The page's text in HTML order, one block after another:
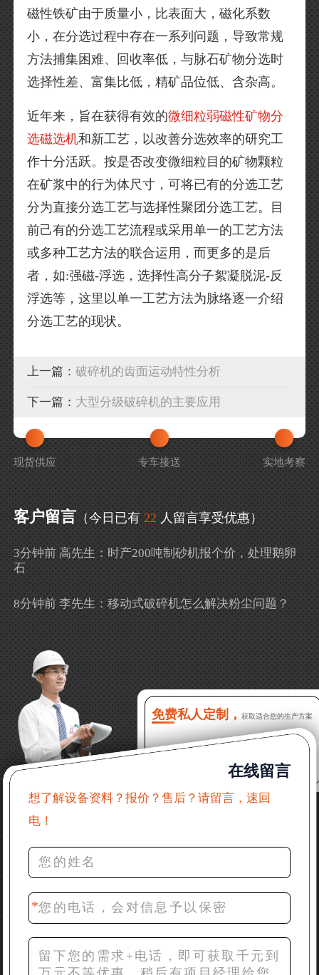
磁性铁矿由于质量小，比表面大，磁化系数
小，在分选过程中存在一系列问题，导致常规
方法捕集困难、回收率低，与脉石矿物分选时
选择性差、富集比低，精矿品位低、含杂高。
近年来，旨在获得有效的微细粒弱磁性矿物分
选磁选机和新工艺，以改善分选效率的研究工
作十分活跃。按是否改变微细粒目的矿物颗粒
在矿浆中的行为体尺寸，可将已有的分选工艺
分为直接分选工艺与选择性聚团分选工艺。目
前己有的分选工艺流程或采用单一的工艺方法
或多种工艺方法的联合运用，而更多的是后
者，如:强磁-浮选，选择性高分子絮凝脱泥-反
浮选等，这里以单一工艺方法为脉络逐一介绍
分选工艺的现状。
上一篇：破碎机的齿面运动特性分析
下一篇： 大型分级破碎机的主要应用
现货供应 专车接送 实地考察
客户留言 （今日已有 22 人留言享受优惠）
3分钟前 高先生：时产200吨制砂机报个价，处理鹅卵
石
8分钟前 李先生：移动式破碎机怎么解决粉尘问题？
吗？
16分钟前 程先生：破碎生产线出个方案及报价，有什
么售后服务？
22分钟前 郑女士：想了解时产500吨锤破，加工石灰石
31分钟前 吴先生：成套石头破碎设备有吗？给个详细
产品资料
36分钟前 罗先生：每小时100吨左右的鄂破和反击破，
42分钟前 梁先生：膨润土磨到200目，用什么磨粉设
备？
免费私人定制， 获取适合您的生产方案
在线留言
想了解设备资料？报价？售后？请留言，速回
电！